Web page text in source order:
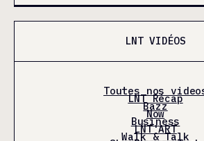
LNT VIDÉOS
Toutes nos
LNT Récap
Bazz
Now
Business
LNT'ART
Walk & Talk